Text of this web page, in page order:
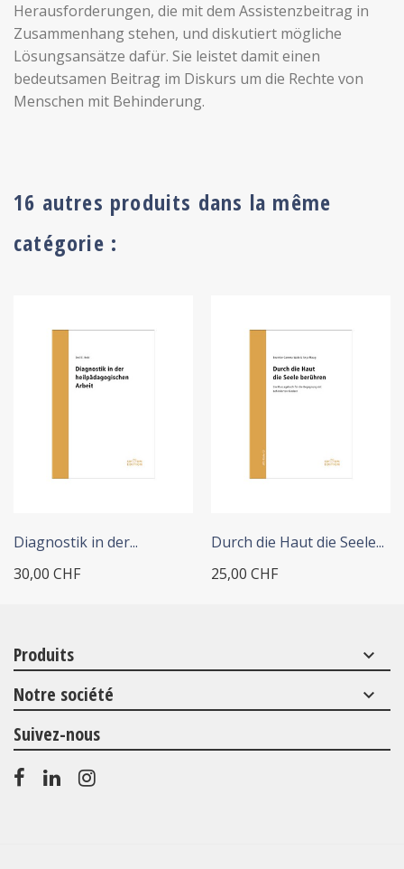
Herausforderungen, die mit dem Assistenzbeitrag in
Zusammenhang stehen, und diskutiert mögliche
Lösungsansätze dafür. Sie leistet damit einen
bedeutsamen Beitrag im Diskurs um die Rechte von
Menschen mit Behinderung.
16 autres produits dans la même
catégorie :
Diagnostik in der...
30,00 CHF
Durch die Haut die Seele...
25,00 CHF
Produits keyboard_arrow_down
Notre société keyboard_arrow_down
Suivez-nous